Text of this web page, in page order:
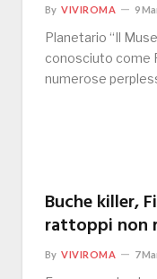
By VIVIROMA 9
Planetario “Il
conosciuto come
numerose
Buche killer,
rattoppi non
By VIVIROMA 7